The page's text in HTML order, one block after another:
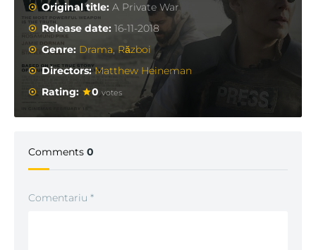
Original title:A Private War
Release date:16-11-2018
Genre: Drama, Război
Directors:Matthew Heineman
Rating:
0 votes
Comments 0
Comentariu *